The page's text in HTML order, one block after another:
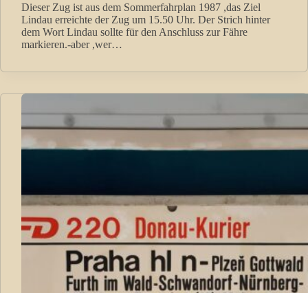
Dieser Zug ist aus dem Sommerfahrplan 1987 ,das Ziel
Lindau erreichte der Zug um 15.50 Uhr. Der Strich hinter
dem Wort Lindau sollte für den Anschluss zur Fähre
markieren.-aber ,wer…